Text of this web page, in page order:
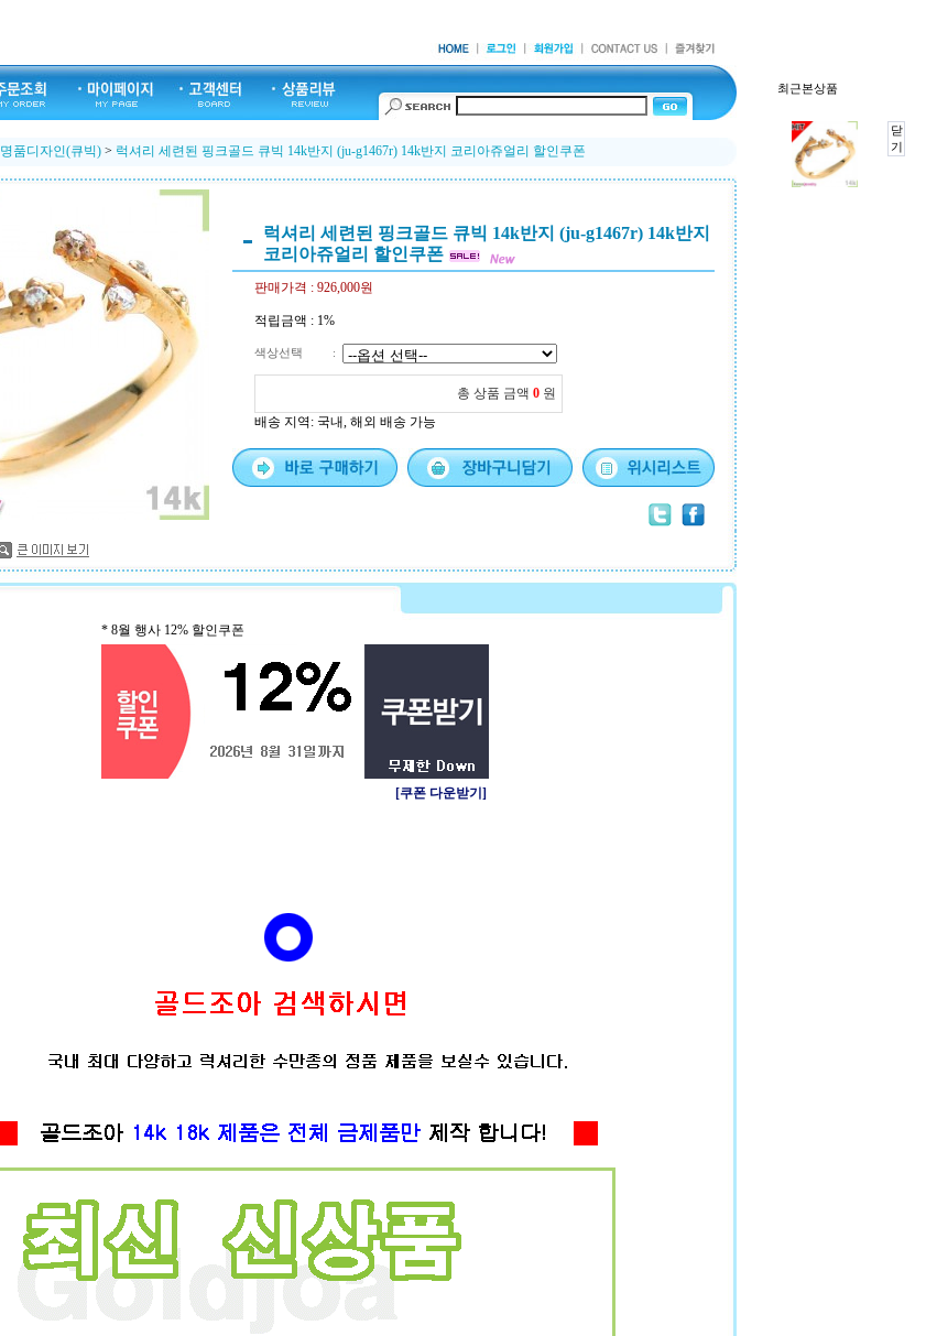
명품디자인(큐빅) > 럭셔리 세련된 핑크골드 큐빅 14k반지 (ju-g1467r) 14k반지 코리아쥬얼리 할인쿠폰
럭셔리 세련된 핑크골드 큐빅 14k반지 (ju-g1467r) 14k반지
코리아쥬얼리 할인쿠폰
판매가격 : 926,000원
적립금액 : 1%
색상선택 :
총 상품 금액 0 원
배송 지역 : 국내, 해외 배송 가능
* 8월 행사 12% 할인쿠폰
[쿠폰 다운받기]
최근본상품
닫
기